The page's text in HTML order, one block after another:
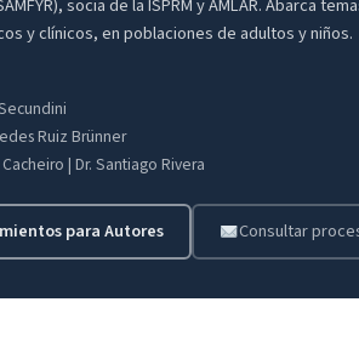
socia de la ISPRM y AMLAR. Abarca
y clínicos, en poblaciones de adultos y niños.
Ruiz Brünner
| Dr. Santiago Rivera
para Autores Consultar